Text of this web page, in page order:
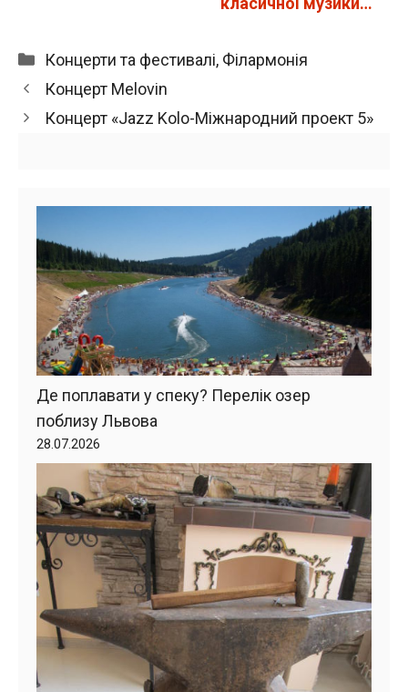
Категорії
Концерти та фестивалі, Філармонія
Концерт Melovin
Концерт «Jazz Kolo-Міжнародний проект 5»
Де поплавати у спеку? Перелік озер
поблизу Львова
28.07.2026